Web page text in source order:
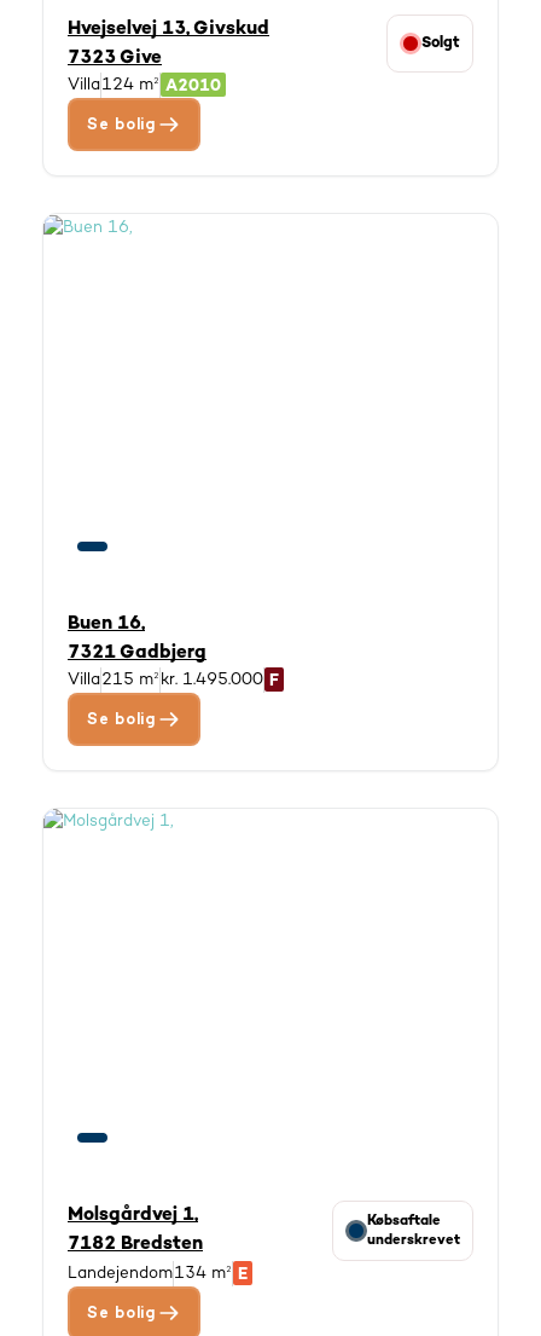
Hvejselvej 13, Givskud
7323 Give
Solgt
Villa124 m²
Se bolig
Buen 16,
7321 Gadbjerg
Villa215 m² kr. 1.495.000
Se bolig
Molsgårdvej 1,
7182 Bredsten
Købsaftale
underskrevet
Landejendom134 m²
Se bolig